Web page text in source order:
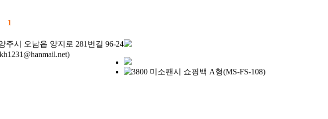
1
시 오남읍 양지로 281번길 96-24